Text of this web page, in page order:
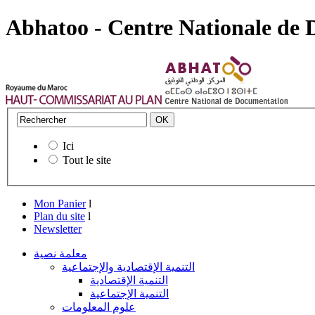
Abhatoo - Centre Nationale de
Ici
Tout le site
Mon Panier l
Plan du site l
Newsletter
معلمة نصية
التنمية الإقتصادية والإجتماعية
التنمية الإقتصادية
التنمية الإجتماعية
علوم المعلومات